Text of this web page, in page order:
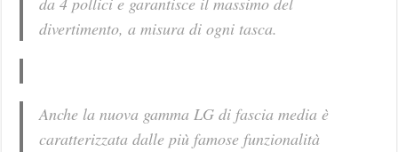
divertimento, a misura di ogni tasca.
Anche la nuova gamma LG di fascia media è
caratterizzata dalle più famose funzionalità